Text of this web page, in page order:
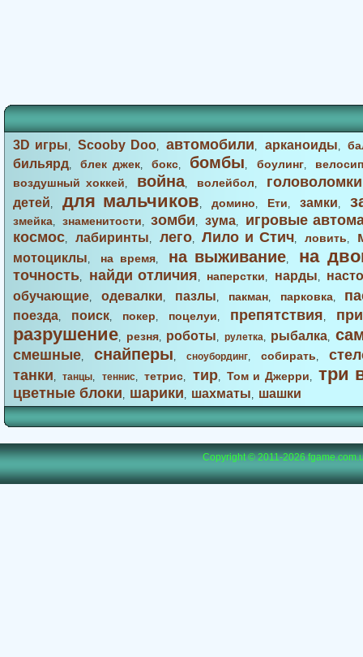
3D игры,Scooby Doo,автомобили, арканоиды,
бильярд,блек джек,бокс, бомбы, боулинг,
воздушный хоккей, война, волейбол, головоломки
детей, для мальчиков, домино, Ети, замки,
змейка, знаменитости,зомби, зума,
игровые
космос, лабиринты, лего,Лило и Стич,ловить,
мотоциклы, на время, на выживание, на
точность, найди отличия, наперстки, нарды,
обучающие, одевалки, пазлы, пакман, парковка,
поезда, поиск, покер, поцелуи, препятствия,
разрушение, резня, роботы, рулетка, рыбалка,
смешные, снайперы, сноубординг, собирать,
танки,танцы, теннис,тетрис, тир,Том и Джерри, три
цветные блоки, шарики, шахматы, шашки
Copyright © 2011-2026